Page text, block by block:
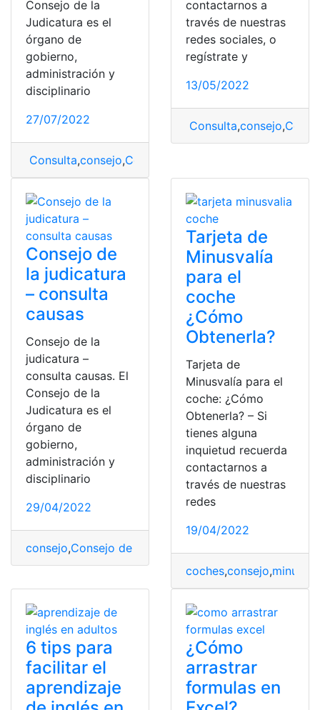
Consejo de la
Judicatura es el
órgano de
gobierno,
administración y
disciplinario
27/07/2022
Consulta,consejo,Consejo de la Judicatura
contactarnos a
través de nuestras
redes sociales, o
regístrate y
13/05/2022
Consulta,consejo,
Consejo de
la judicatura
– consulta
causas
Consejo de la
judicatura –
consulta causas. El
Consejo de la
Judicatura es el
órgano de
gobierno,
administración y
disciplinario
29/04/2022
consejo,Consejo de la Judicatura
Tarjeta de
Minusvalía
para el
coche
¿Cómo
Obtenerla?
Tarjeta de
Minusvalía para el
coche: ¿Cómo
Obtenerla? – Si
tienes alguna
inquietud recuerda
contactarnos a
través de nuestras
redes
19/04/2022
coches,consejo,
6 tips para
facilitar el
aprendizaje
¿Cómo
arrastrar
formulas en